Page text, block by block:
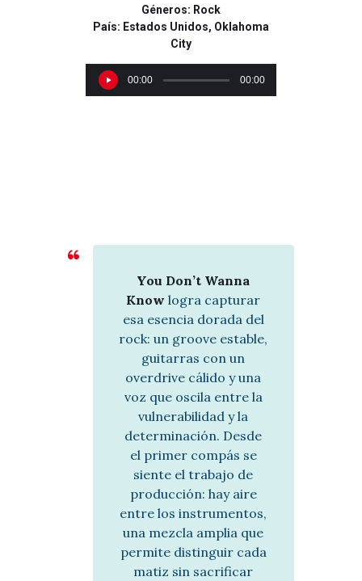
Géneros: Rock
País: Estados Unidos, Oklahoma
City
00:00 00:00
You Don’t Wanna
Know logra capturar
esa esencia dorada del
rock: un groove estable,
guitarras con un
overdrive cálido y una
voz que oscila entre la
vulnerabilidad y la
determinación. Desde
el primer compás se
siente el trabajo de
producción: hay aire
entre los instrumentos,
una mezcla amplia que
permite distinguir cada
matiz sin sacrificar